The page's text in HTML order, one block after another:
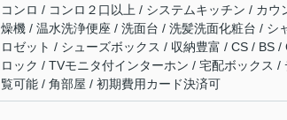
コンロ / コンロ２口以上 / システムキッチン / カ
燥機 / 温水洗浄便座 / 洗面台 / 洗髪洗面化粧台 / シ
ロゼット / シューズボックス / 収納豊富 / CS / BS
ロック / TVモニタ付インターホン / 宅配ボックス
覧可能 / 角部屋 / 初期費用カード決済可